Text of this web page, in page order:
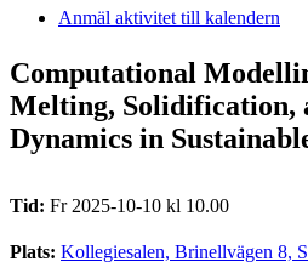
Anmäl aktivitet till kalendern
Computational
Melting, Solidification,
Dynamics in
Tid: Fr 2025-10-10 kl 10.00
Plats: Kollegiesalen, Brinellvägen 8,